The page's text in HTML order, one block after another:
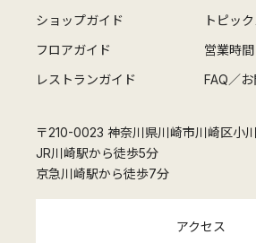
ショップガイド
トピッ
フロアガイド
営業時間
レストランガイド
FAQ／
〒210-0023 神奈川県川崎市川崎区小
JR川崎駅から徒歩5分
京急川崎駅から徒歩7分
アクセス